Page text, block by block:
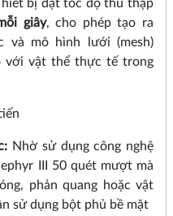
bị đạt tốc độ thu thập
giây, cho phép tạo ra
và mô hình lưới (mesh)
với vật thể thực tế trong
Nhờ sử dụng công nghệ
III 50 quét mượt mà
phản quang hoặc vật
sử dụng bột phủ bề mặt